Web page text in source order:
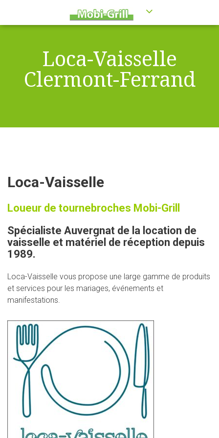
Loca-Vaisselle
Clermont-Ferrand
Loca-Vaisselle
Loueur de tournebroches Mobi-Grill
Spécialiste Auvergnat de la location de
vaisselle et matériel de réception depuis
1989.
Loca-Vaisselle vous propose une large gamme de produits
et services pour les mariages, événements et
manifestations.